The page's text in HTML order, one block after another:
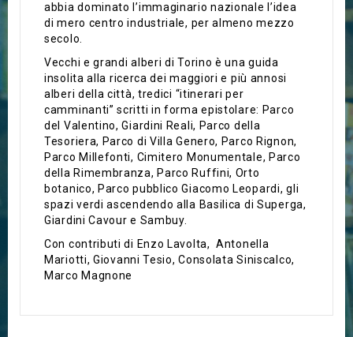
abbia dominato l’immaginario nazionale l’idea
di mero centro industriale, per almeno mezzo
secolo.
Vecchi e grandi alberi di Torino è una guida
insolita alla ricerca dei maggiori e più annosi
alberi della città, tredici “itinerari per
camminanti” scritti in forma epistolare: Parco
del Valentino, Giardini Reali, Parco della
Tesoriera, Parco di Villa Genero, Parco Rignon,
Parco Millefonti, Cimitero Monumentale, Parco
della Rimembranza, Parco Ruffini, Orto
botanico, Parco pubblico Giacomo Leopardi, gli
spazi verdi ascendendo alla Basilica di Superga,
Giardini Cavour e Sambuy.
Con contributi di Enzo Lavolta, Antonella
Mariotti, Giovanni Tesio, Consolata Siniscalco,
Marco Magnone